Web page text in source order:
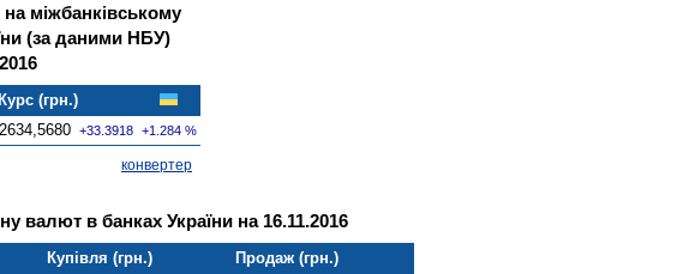
міжбанківському
(за даними НБУ)
(грн.)
2634,5680 +33.3918 +1.284 %
конвертер
валют в банках України на 16.11.2016
Купівля (грн.)
Продаж (грн.)